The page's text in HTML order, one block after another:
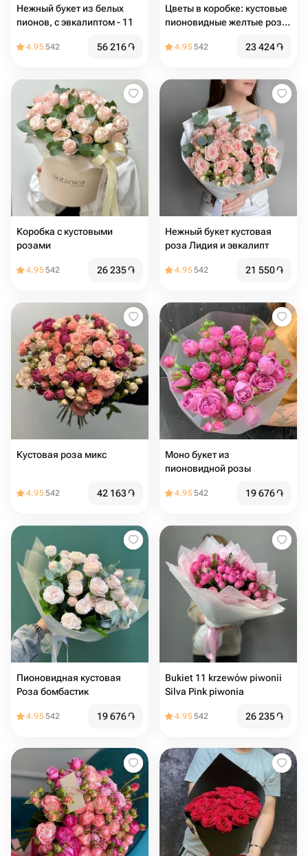
Нежный букет из белых
пионов, с эвкалиптом - 11
4.95542 56 216֏
Цветы в коробке: кустовые
пионовидные желтые розы
4.95542 23 424֏
Коробка с кустовыми
розами
4.95542 26 235֏
Нежный букет кустовая
роза Лидия и эвкалипт
4.95542 21 550֏
Кустовая роза микс
4.95542 42 163֏
Моно букет из
пионовидной розы
4.95542 19 676֏
Пионовидная кустовая
Роза бомбастик
4.95542 19 676֏
Bukiet 11 krzewów piwonii
Silva Pink piwonia
4.95542 26 235֏